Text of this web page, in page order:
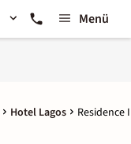
Menü
Hotel Lagos Residence